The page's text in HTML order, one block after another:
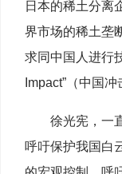
日本的稀土分离
界市场的稀土垄
求同中国人进行
Impact”（中国
徐光宪，一
呼吁保护我国白